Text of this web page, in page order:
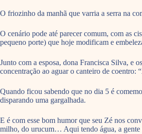
O friozinho da manhã que varria a serra na
O cenário pode até parecer comum, com as
pequeno porte) que hoje modificam e
Junto com a esposa, dona Francisca Silva, e
concentração ao aguar o canteiro de
Quando ficou sabendo que no dia 5 é
disparando uma gargalhada.
E é com esse bom humor que seu Zé nos
milho, do urucum… Aqui tendo água, a gente